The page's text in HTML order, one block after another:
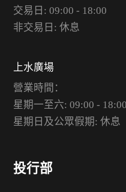
交易日: 09:00 - 18:00
非交易日: 休息
上水廣場
營業時間：
星期一至六: 09:00 - 18:00
星期日及公眾假期: 休息
投行部